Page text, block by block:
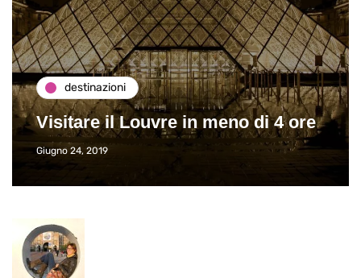
destinazioni
Visitare il Louvre in meno di 4 ore
Giugno 24, 2019